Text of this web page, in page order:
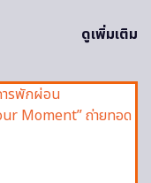
ดูเพิ่มเติม